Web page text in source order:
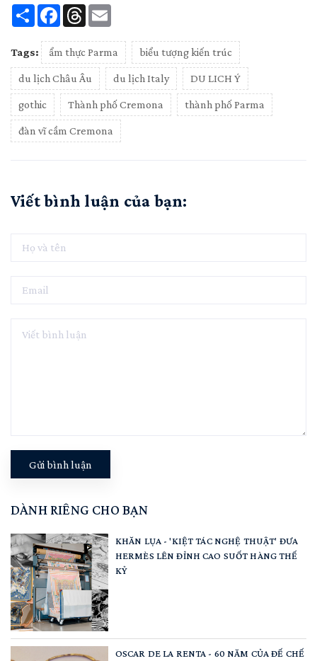
Share Facebook
Threads
Tags: ẩm thực Parma biểu tượng kiến trúc
du lịch Châu Âu du lịch Italy DU LICH Ý
gothic Thành phố Cremona thành phố Parma
đàn vĩ cầm Cremona
Viết bình luận của bạn:
Gửi bình luận
DÀNH RIÊNG CHO BẠN
KHĂN LỤA - 'KIỆT TÁC NGHỆ THUẬT' ĐƯA
HERMÈS LÊN ĐỈNH CAO SUỐT HÀNG THẾ
KỶ
OSCAR DE LA RENTA - 60 NĂM CỦA ĐẾ CHẾ